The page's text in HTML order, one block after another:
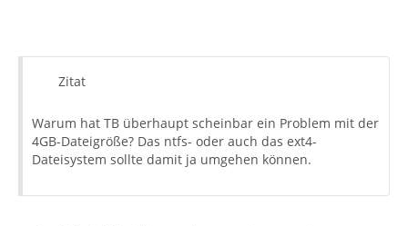
Zitat
Warum hat TB überhaupt scheinbar ein Problem mit der
4GB-Dateigröße? Das ntfs- oder auch das ext4-
Dateisystem sollte damit ja umgehen können.